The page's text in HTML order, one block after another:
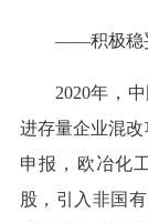
——积极稳
2020年，
进存量企业混
申报，欧冶化
股，引入非国